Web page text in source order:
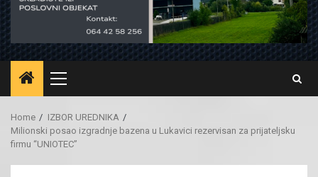
Primary
Menu
Home
IZBOR UREDNIKA
Milionski posao izgradnje bazena u Lukavici rezervisan za prijateljsku
firmu “UNIOTEC”